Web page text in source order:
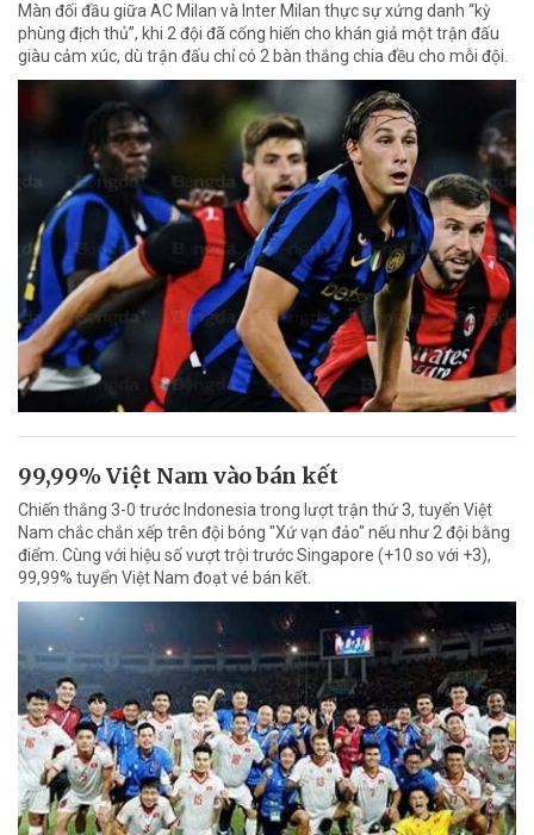
Màn đối đầu giữa AC Milan và Inter Milan thực sự xứng danh “kỳ
phùng địch thủ”, khi 2 đội đã cống hiến cho khán giả một trận đấu
giàu cảm xúc, dù trận đấu chỉ có 2 bàn thắng chia đều cho mỗi đội.
99,99% Việt Nam vào bán kết
Chiến thắng 3-0 trước Indonesia trong lượt trận thứ 3, tuyển Việt
Nam chắc chắn xếp trên đội bóng "Xứ vạn đảo" nếu như 2 đội bằng
điểm. Cùng với hiệu số vượt trội trước Singapore (+10 so với +3),
99,99% tuyển Việt Nam đoạt vé bán kết.